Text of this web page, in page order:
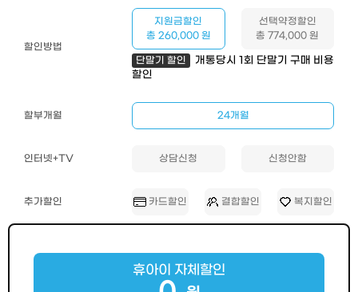
할인방법
지원금할인
총 260,000 원
선택약정할인
총 774,000 원
단말기 할인
개통당시 1회 단말기 구매 비용
할인
할부개월 24개월
인터넷+TV 상담신청 신청안함
추가할인 카드할인 결합할인 복지할인
휴아이 자체할인